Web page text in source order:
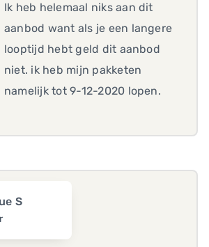
Ik heb helemaal niks aan dit
aanbod want als je een langere
looptijd hebt geld dit aanbod
niet. ik heb mijn pakketen
namelijk tot 9-12-2020 lopen.
S